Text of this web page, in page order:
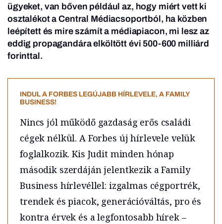
ügyeket, van bőven például az, hogy miért vett ki
osztalékot a Central Médiacsoportból, ha közben
leépített és mire számít a médiapiacon, mi lesz az
eddig propagandára elköltött évi 500-600 milliárd
forinttal.
INDUL A FORBES LEGÚJABB HÍRLEVELE, A FAMILY
BUSINESS!
Nincs jól működő gazdaság erős családi
cégek nélkül. A Forbes új hírlevele velük
foglalkozik. Kis Judit minden hónap
második szerdáján jelentkezik a Family
Business hírlevéllel: izgalmas cégportrék,
trendek és piacok, generációváltás, pro és
kontra érvek és a legfontosabb hírek –